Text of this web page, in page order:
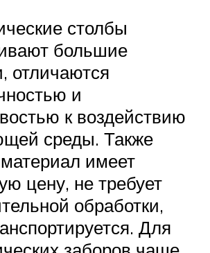
столбы
большие
отличаются
и
к воздействию
среды. Также
имеет
цену, не требует
обработки,
Для